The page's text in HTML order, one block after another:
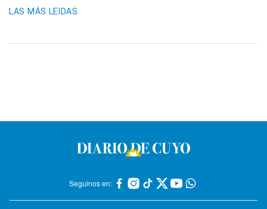
LAS MÁS LEIDAS
Seguinos en: